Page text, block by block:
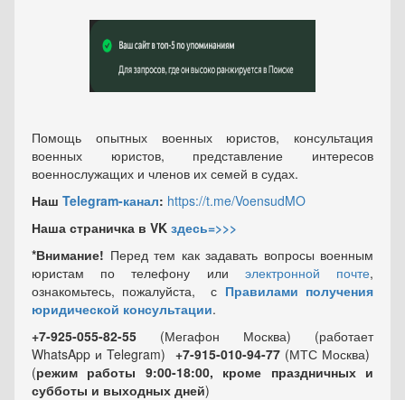
Помощь опытных военных юристов, консультация
военных юристов, представление интересов
военнослужащих и членов их семей в судах.
Наш Telegram-канал: https://t.me/VoensudMO
Наша страничка в VK здесь=>>>
*Внимание! Перед тем как задавать вопросы военным
юристам по телефону или электронной почте,
ознакомьтесь, пожалуйста, с Правилами получения
юридической консультации.
+7-925-055-82-55 (Мегафон Москва) (работает
WhatsApp и Telegram) +7-915-010-94-77 (МТС Москва)
(режим работы 9:00-18:00, кроме праздничных и
субботы и выходных дней)